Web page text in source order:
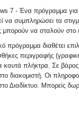
7 - Ένα πρόγραμμα για
να συμπληρώσει τα
μπορούν να σταλούν στο
πρόγραμμα διαθέτει
περιγραφής
καυτά πλήκτρα. Σε βάρος
διακομιστή. Οι
Διαδίκτυο. Μπορείς